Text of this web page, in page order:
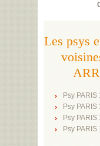
Les psys
Psy
Psy
Psy
Psy